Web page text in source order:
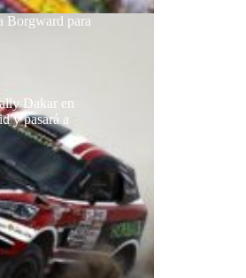
Borgward para
Dakar en
y pasará a